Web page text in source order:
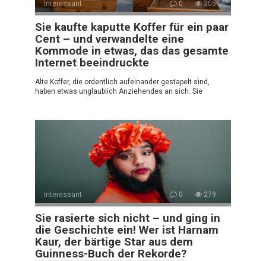
Interessant 0 305
Sie kaufte kaputte Koffer für ein paar
Cent – und verwandelte eine
Kommode in etwas, das das gesamte
Internet beeindruckte
Alte Koffer, die ordentlich aufeinander gestapelt sind,
haben etwas unglaublich Anziehendes an sich. Sie
Interessant 0 279
Sie rasierte sich nicht – und ging in
die Geschichte ein! Wer ist Harnam
Kaur, der bärtige Star aus dem
Guinness-Buch der Rekorde?